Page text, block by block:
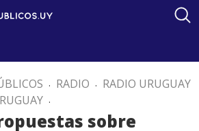
. RADIO . RADIO URUGUAY
.
sobre